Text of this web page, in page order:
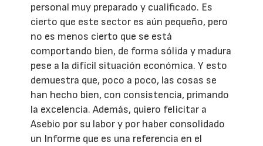
personal muy preparado y cualificado. Es
cierto que este sector es aún pequeño, pero
no es menos cierto que se está
comportando bien, de forma sólida y madura
pese a la difícil situación económica. Y esto
demuestra que, poco a poco, las cosas se
han hecho bien, con consistencia, primando
la excelencia. Además, quiero felicitar a
Asebio por su labor y por haber consolidado
un Informe que es una referencia en el